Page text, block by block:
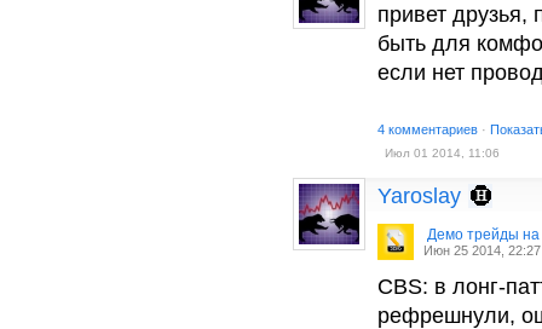
привет друзья,
быть для
если нет
4 комментариев ·
Июл 01 2014, 11:06
Yaroslay
Демо трейды на
Июн 25 2014, 22:27
CBS: в лонг-
рефрешнули,